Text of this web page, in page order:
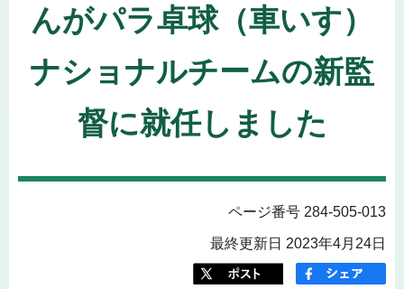
んがパラ卓球（車いす）
ナショナルチームの新監
督に就任しました
ページ番号 284-505-013
最終更新日 2023年4月24日